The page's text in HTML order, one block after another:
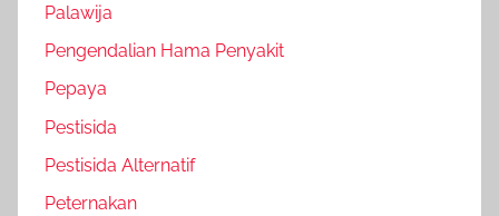
Palawija
Pengendalian Hama Penyakit
Pepaya
Pestisida
Pestisida Alternatif
Peternakan